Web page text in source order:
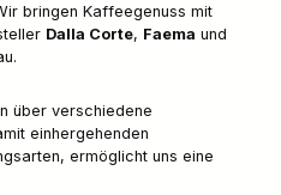
bringen Kaffeegenuss mit
Dalla Corte, Faema und
über verschiedene
einhergehenden
ermöglicht uns eine